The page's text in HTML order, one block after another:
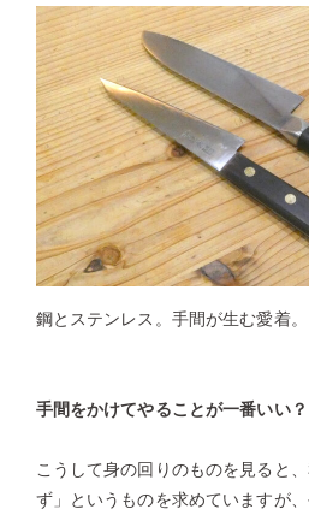
鋼とステンレス。手間が生む愛着。
手間をかけてやることが一番いい？
こうして身の回りのものを見ると
ず」というものを求めていますが